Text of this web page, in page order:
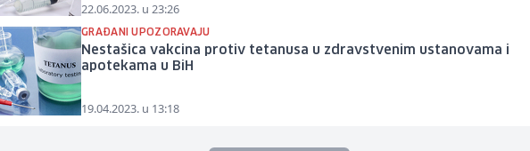
22.06.2023. u 23:26
GRAĐANI UPOZORAVAJU
Nestašica vakcina protiv tetanusa u zdravstvenim ustanovama i
apotekama u BiH
19.04.2023. u 13:18